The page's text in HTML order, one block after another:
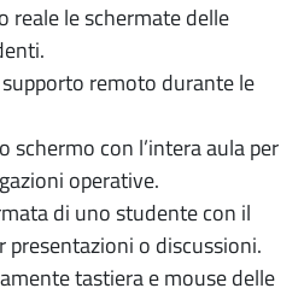
reale le schermate delle
remoto durante le
schermo con l’intera aula per
operative.
di uno studente con il
presentazioni o discussioni.
tastiera e mouse delle